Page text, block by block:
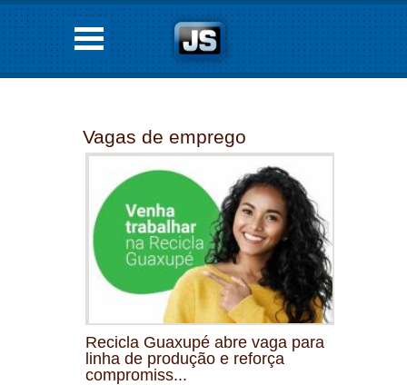
Vagas de emprego
Recicla Guaxupé abre vaga para
linha de produção e reforça
compromiss...